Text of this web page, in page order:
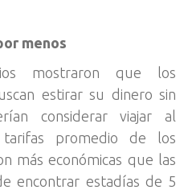
menos
mostraron que los
estirar su dinero sin
considerar viajar al
promedio de los
más económicas que las
encontrar estadías de 5